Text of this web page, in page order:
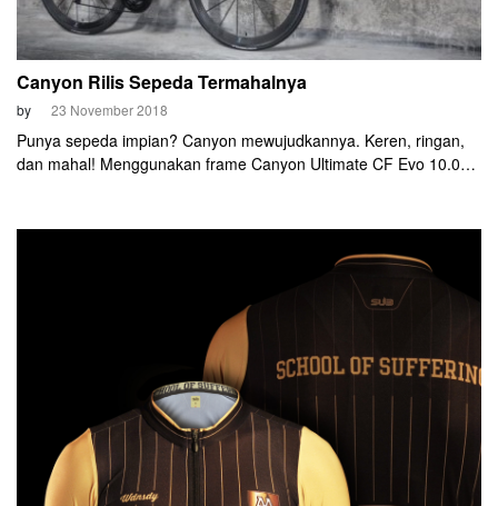
Canyon Rilis Sepeda Termahalnya
by 23 November 2018
Punya sepeda impian? Canyon mewujudkannya. Keren, ringan,
dan mahal! Menggunakan frame Canyon Ultimate CF Evo 10.0